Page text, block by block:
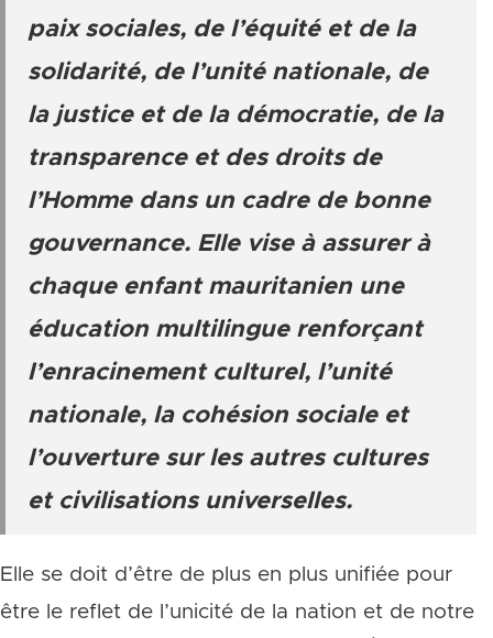
paix sociales, de l’équité et de la
solidarité, de l’unité nationale, de
la justice et de la démocratie, de la
transparence et des droits de
l’Homme dans un cadre de bonne
gouvernance. Elle vise à assurer à
chaque enfant mauritanien une
éducation multilingue renforçant
l’enracinement culturel, l’unité
nationale, la cohésion sociale et
l’ouverture sur les autres cultures
et civilisations universelles.
Elle se doit d’être de plus en plus unifiée pour
être le reflet de l’unicité de la nation et de notre